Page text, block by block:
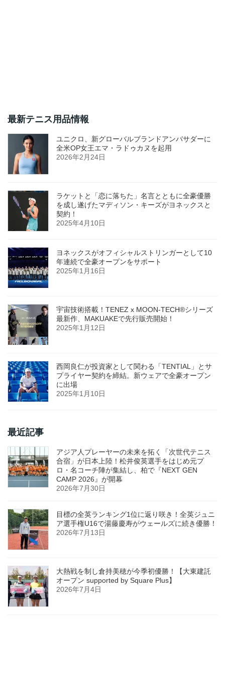
最新テニス用品情報
ユニクロ、新グローバルブランドアンバサダーに
全米OP女王エマ・ラドゥカヌを起用
2026年2月24日
ラケットと「恋に落ちた」名言とともに全豪優勝
を成し遂げたマディソン・キーズがヨネックスと
契約！
2025年4月10日
ヨネックスがオフィシャルストリンガーとして10
年連続で全豪オープンをサポート
2025年1月16日
宇宙技術搭載！TENEZ x MOON-TECH®シリーズ
最新作、MAKUAKEで先行販売開始！
2025年1月12日
西岡良仁が投資家として関わる「TENTIAL」とサ
プライヤー契約を締結。新ウェアで全豪オープン
に出場
2025年1月10日
最近記事
アジア人プレーヤーの未来を拓く「次世代テニス
合宿」が日本上陸！松井俊英選手をはじめ元プ
ロ・名コーチ陣が集結し、柏で『NEXT GEN
CAMP 2026』が開幕
2026年7月30日
目標の全英ランキング1位に返り咲き！全英ジュニ
ア選手権U16で湯藤慶寿がウェールズに続き優勝！
2026年7月13日
大熱戦を制し倉持美穂が今季初優勝！【大東建託
オープン supported by Square Plus】
2026年7月4日